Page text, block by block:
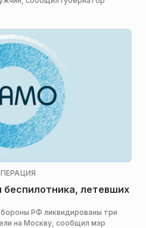
летевших
РФ ликвидированы три
на Москву, сообщил мэр